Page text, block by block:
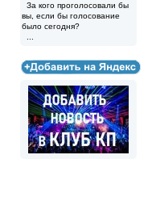
За кого проголосовали бы
вы, если бы голосование
было сегодня?